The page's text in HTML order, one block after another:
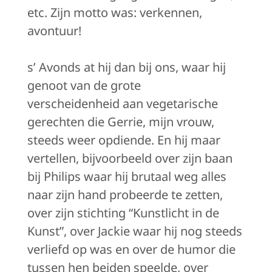
etc. Zijn motto was: verkennen,
avontuur!
s’ Avonds at hij dan bij ons, waar hij
genoot van de grote
verscheidenheid aan vegetarische
gerechten die Gerrie, mijn vrouw,
steeds weer opdiende. En hij maar
vertellen, bijvoorbeeld over zijn baan
bij Philips waar hij brutaal weg alles
naar zijn hand probeerde te zetten,
over zijn stichting “Kunstlicht in de
Kunst”, over Jackie waar hij nog steeds
verliefd op was en over de humor die
tussen hen beiden speelde, over